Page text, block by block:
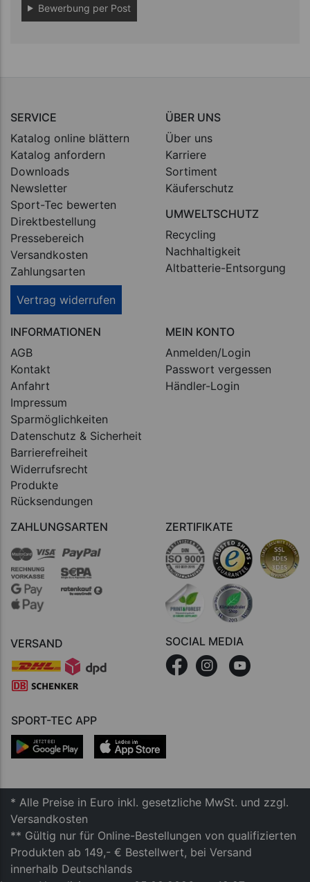
Bewerbung per Post
SERVICE
Katalog online blättern
Katalog anfordern
Downloads
Newsletter
Sport-Tec bewerten
Direktbestellung
Pressebereich
Versandkosten
Zahlungsarten
Vertrag widerrufen
ÜBER UNS
Über uns
Karriere
Sortiment
Käuferschutz
UMWELTSCHUTZ
Recycling
Nachhaltigkeit
Altbatterie-Entsorgung
INFORMATIONEN
AGB
Kontakt
Anfahrt
Impressum
Sparmöglichkeiten
Datenschutz & Sicherheit
Barrierefreiheit
Widerrufsrecht
Produkte
Rücksendungen
MEIN KONTO
Anmelden/Login
Passwort vergessen
Händler-Login
ZAHLUNGSARTEN
VERSAND
ZERTIFIKATE
SOCIAL MEDIA
SPORT-TEC APP
* Alle Preise in Euro inkl. gesetzliche MwSt. und zzgl.
Versandkosten
** Gültig nur für Online-Bestellungen von qualifizierten
Produkten ab 149,- € Bestellwert, bei Versand
innerhalb Deutschlands